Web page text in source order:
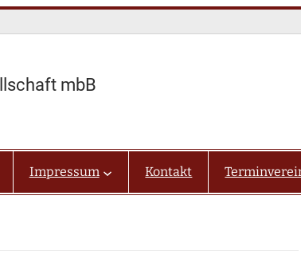
mbB
Impressum Kontakt